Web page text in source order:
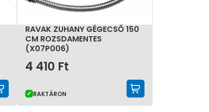
KOSÁRBA TESZEM
RAVAK ZUHANY GÉGECSŐ 150
CM ROZSDAMENTES
(X07P006)
4 410 Ft
RAKTÁRON